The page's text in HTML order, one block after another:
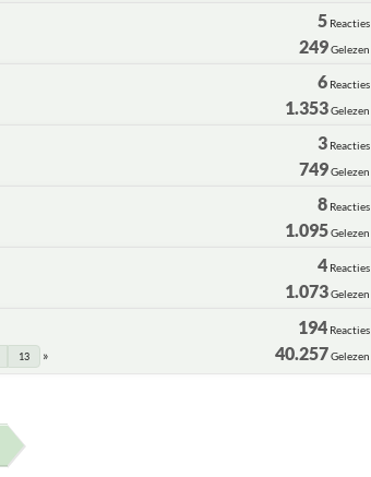
5 Reacties
249Gelezen
6 Reacties
1.353Gelezen
3 Reacties
749Gelezen
8 Reacties
1.095Gelezen
4 Reacties
1.073Gelezen
13
194 Reacties
40.257Gelezen